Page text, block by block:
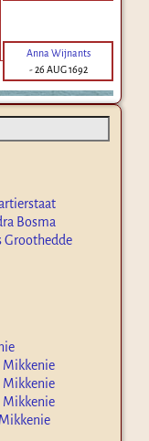
Anna Wijnants
-26 AUG 1692
Bosma
Groothedde
Mikkenie
Mikkenie
Mikkenie